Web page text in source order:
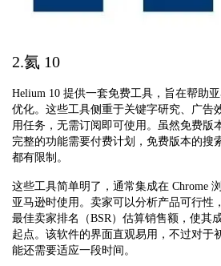
2.氦 10
Helium 10 提供一套免费工具，旨在帮助
优化。这些工具侧重于关键字研究、广告
用任务，无需订阅即可使用。虽然免费版
完整的功能需要付费计划，免费版本的搜
都有限制。
这些工具简单明了，通常集成在 Chrome
亚马逊时使用。卖家可以分析产品可行性
最佳卖家排名（BSR）估算销售额，使其
起点。该软件的界面直观易用，不过对于
能还需要适应一段时间。